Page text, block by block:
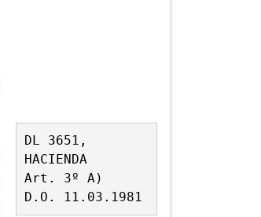
DL 3651,
HACIENDA
Art. 3º A)
D.O. 11.03.1981